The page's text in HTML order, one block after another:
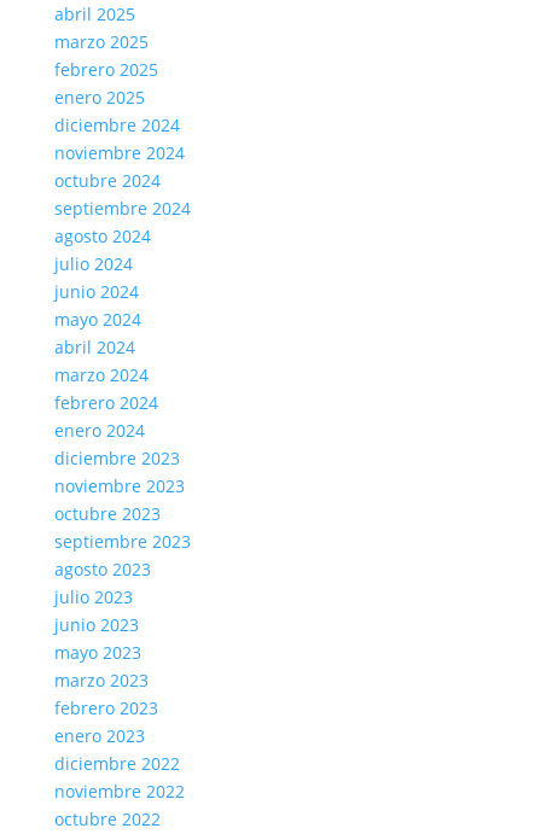
abril 2025
marzo 2025
febrero 2025
enero 2025
diciembre 2024
noviembre 2024
octubre 2024
septiembre 2024
agosto 2024
julio 2024
junio 2024
mayo 2024
abril 2024
marzo 2024
febrero 2024
enero 2024
diciembre 2023
noviembre 2023
octubre 2023
septiembre 2023
agosto 2023
julio 2023
junio 2023
mayo 2023
marzo 2023
febrero 2023
enero 2023
diciembre 2022
noviembre 2022
octubre 2022